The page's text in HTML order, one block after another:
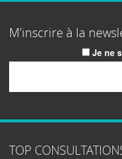
M'inscrire à la
Je ne
TOP